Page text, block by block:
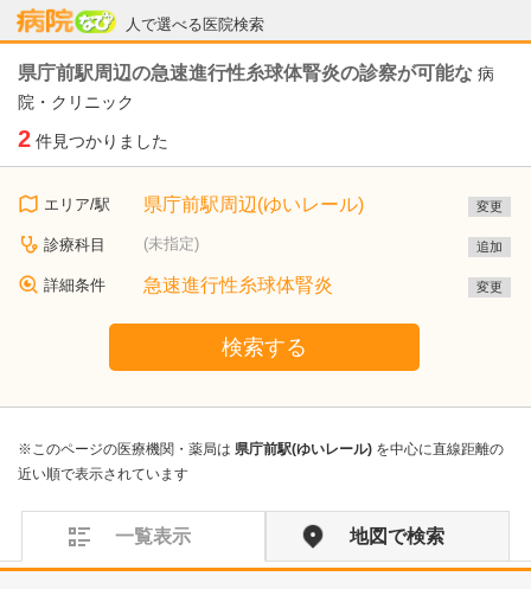
人で選べる医院検索
病院なび
県庁前駅周辺の急速進行性糸球体腎炎の診察が可能な 病
院・クリニック
2 件見つかりました
エリア/駅 県庁前駅周辺(ゆいレール) 変更
診療科目 (未指定) 追加
詳細条件 急速進行性糸球体腎炎 変更
検索する
※このページの医療機関・薬局は 県庁前駅(ゆいレール) を中心に直線距離の
近い順で表示されています
一覧表示 地図で検索